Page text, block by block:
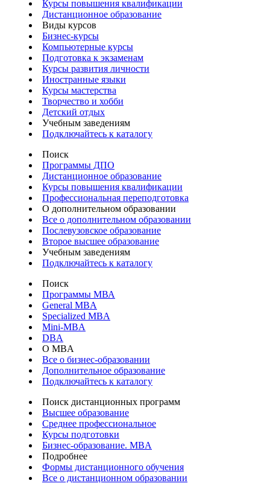
Курсы повышения квалификации
Дистанционное образование
Виды курсов
Бизнес-курсы
Компьютерные курсы
Подготовка к экзаменам
Курсы развития личности
Иностранные языки
Курсы мастерства
Творчество и хобби
Детский отдых
Учебным заведениям
Подключайтесь к каталогу
Поиск
Программы ДПО
Дистанционное образование
Курсы повышения квалификации
Профессиональная переподготовка
О дополнительном образовании
Все о дополнительном образовании
Послевузовское образование
Второе высшее образование
Учебным заведениям
Подключайтесь к каталогу
Поиск
Программы МВА
General MBA
Specialized MBA
Mini-MBA
DBA
О MBA
Все о бизнес-образовании
Дополнительное образование
Подключайтесь к каталогу
Поиск дистанционных программ
Высшее образование
Среднее профессиональное
Курсы подготовки
Бизнес-образование. MBA
Подробнее
Формы дистанционного обучения
Все о дистанционном образовании